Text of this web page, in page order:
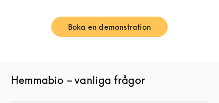
Boka en demonstration
Link Opens in New Tab
Hemmabio – vanliga frågor